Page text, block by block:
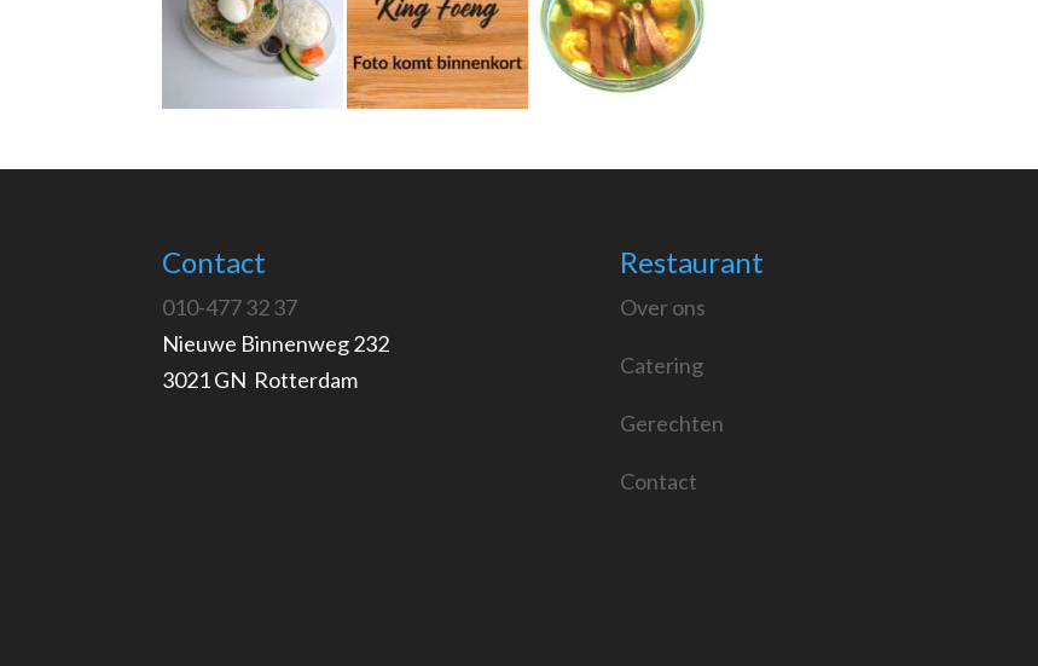
Contact
010-477 32 37
Nieuwe Binnenweg 232
3021 GN Rotterdam
Restaurant
Over ons
Catering
Gerechten
Contact